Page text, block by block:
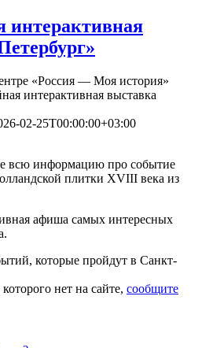
интерактивная
«Россия — Моя история»
интерактивная выставка
02-25T00:00:00+03:00
всю информацию про событие
плитки XVIII века из
афиша самых интересных
которые пройдут в Санкт-
нет на сайте, сообщите